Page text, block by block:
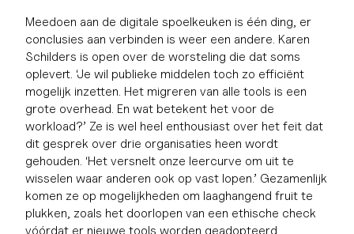
Meedoen aan de digitale spoelkeuken is één ding, er
conclusies aan verbinden is weer een andere. Karen
Schilders is open over de worsteling die dat soms
oplevert. ‘Je wil publieke middelen toch zo efficiënt
mogelijk inzetten. Het migreren van alle tools is een
grote overhead. En wat betekent het voor de
workload?’ Ze is wel heel enthousiast over het feit dat
dit gesprek over drie organisaties heen wordt
gehouden. ‘Het versnelt onze leercurve om uit te
wisselen waar anderen ook op vast lopen.’ Gezamenlijk
komen ze op mogelijkheden om laaghangend fruit te
plukken, zoals het doorlopen van een ethische check
vóórdat er nieuwe tools worden geadopteerd.